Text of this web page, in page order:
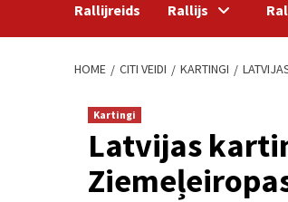
Rallijreids Rallijs
HOME CITI VEIDI KARTINGI
Kartingi
Latvijas